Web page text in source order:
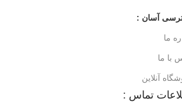
آسان :
ما
با ما
آنلاین
تماس :